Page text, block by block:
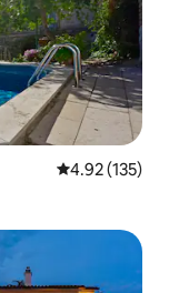
Calificación
4.92 (135)